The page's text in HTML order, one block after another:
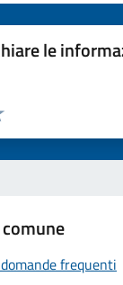
le
pagina
5 stelle su 5
stelle su 5
su 5
5
frequenti